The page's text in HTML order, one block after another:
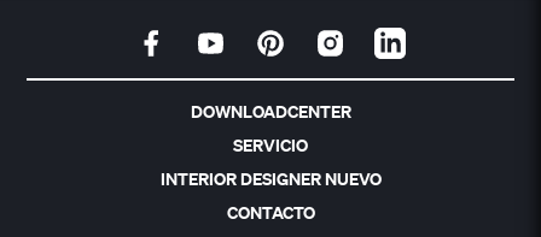
DOWNLOADCENTER
SERVICIO
INTERIOR DESIGNER NUEVO
CONTACTO